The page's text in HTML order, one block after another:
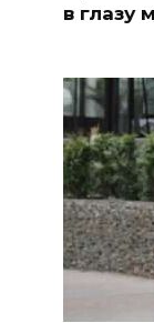
в глазу